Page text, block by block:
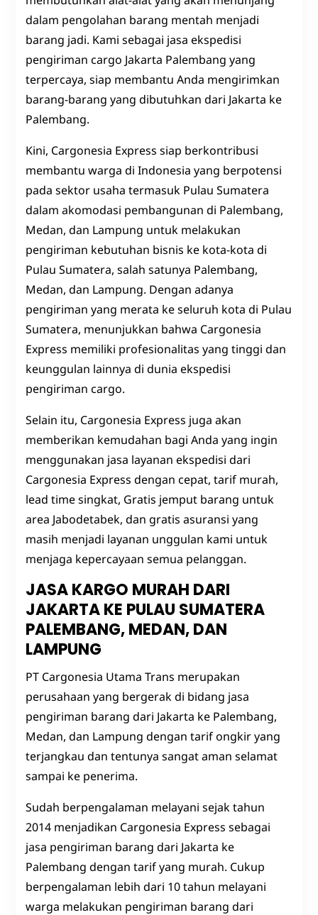
dalam pengolahan barang mentah menjadi
barang jadi. Kami sebagai jasa ekspedisi
pengiriman cargo Jakarta Palembang yang
terpercaya, siap membantu Anda mengirimkan
barang-barang yang dibutuhkan dari Jakarta ke
Palembang.
Kini, Cargonesia Express siap berkontribusi
membantu warga di Indonesia yang berpotensi
pada sektor usaha termasuk Pulau Sumatera
dalam akomodasi pembangunan di Palembang,
Medan, dan Lampung untuk melakukan
pengiriman kebutuhan bisnis ke kota-kota di
Pulau Sumatera, salah satunya Palembang,
Medan, dan Lampung. Dengan adanya
pengiriman yang merata ke seluruh kota di Pulau
Sumatera, menunjukkan bahwa Cargonesia
Express memiliki profesionalitas yang tinggi dan
keunggulan lainnya di dunia ekspedisi
pengiriman cargo.
Selain itu, Cargonesia Express juga akan
memberikan kemudahan bagi Anda yang ingin
menggunakan jasa layanan ekspedisi dari
Cargonesia Express dengan cepat, tarif murah,
lead time singkat, Gratis jemput barang untuk
area Jabodetabek, dan gratis asuransi yang
masih menjadi layanan unggulan kami untuk
menjaga kepercayaan semua pelanggan.
JASA KARGO MURAH DARI
JAKARTA KE PULAU SUMATERA
PALEMBANG, MEDAN, DAN
LAMPUNG
PT Cargonesia Utama Trans merupakan
perusahaan yang bergerak di bidang jasa
pengiriman barang dari Jakarta ke Palembang,
Medan, dan Lampung dengan tarif ongkir yang
terjangkau dan tentunya sangat aman selamat
sampai ke penerima.
Sudah berpengalaman melayani sejak tahun
2014 menjadikan Cargonesia Express sebagai
jasa pengiriman barang dari Jakarta ke
Palembang dengan tarif yang murah. Cukup
berpengalaman lebih dari 10 tahun melayani
warga melakukan pengiriman barang dari